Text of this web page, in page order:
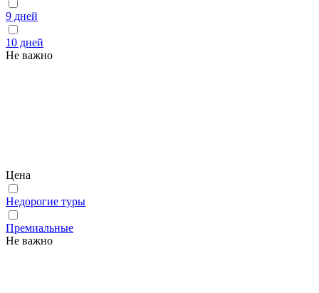
9 дней
10 дней
Не важно
Цена
Недорогие туры
Премиальные
Не важно